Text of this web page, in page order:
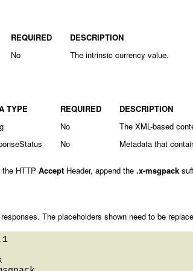
REQUIRED
DESCRIPTION
No The intrinsic currency value.
TYPE REQUIRED
DESCRIPTION
No
The XML-based
No Metadata that
HTTP Accept Header, append the .x-msgpack
The placeholders shown need to be